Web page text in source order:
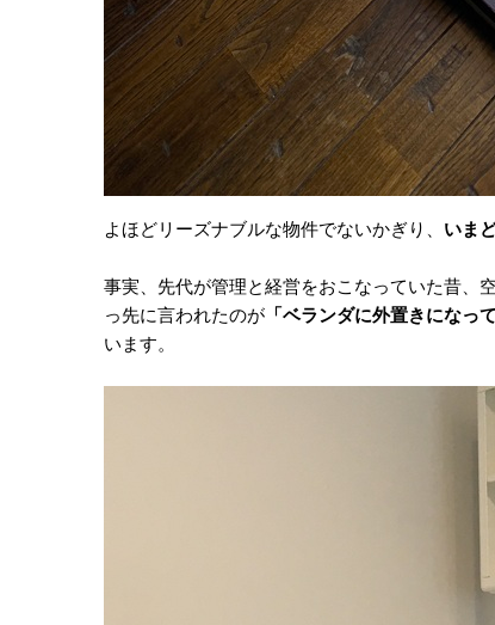
よほどリーズナブルな物件でないかぎり、 いま
事実、先代が管理と経営をおこなっていた昔、
っ先に言われたのが 「ベランダに外置きにな
います。